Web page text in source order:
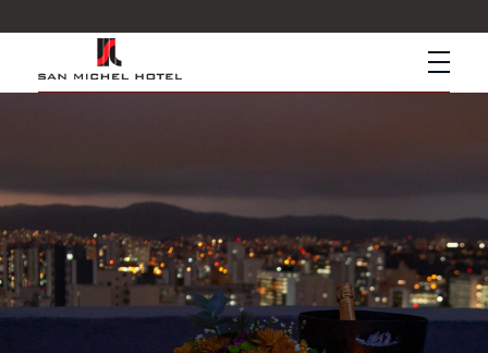
San Michel Hotel
Hotel Econômico no Centro de SP